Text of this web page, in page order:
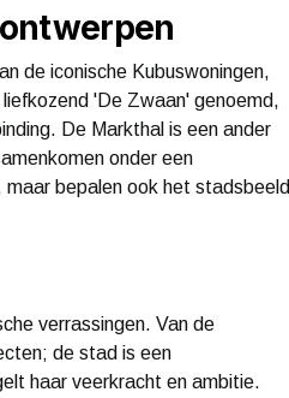
de iconische Kubuswoningen,
'De Zwaan' genoemd,
De Markthal is een ander
onder een
bepalen ook het stadsbeeld
verrassingen. Van de
de stad is een
haar veerkracht en ambitie.